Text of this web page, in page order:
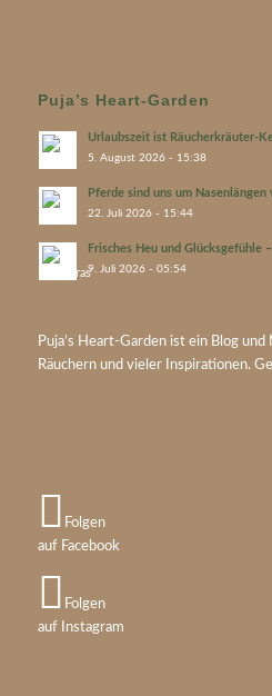
Puja’s Heart-Garden
Urlaubszeit ist Räucherkräuter-
5. August 2026 - 15:38
Pferde sind uns um Nasenlängen
22. Juli 2026 - 15:44
Frisches Heu und Glücksgefühle
9. Juli 2026 - 05:54
Puja’s Heart-Gardenist ein Blog und
Räuchern und vieler Inspirationen.
Folgen
auf Facebook
Folgen
auf Instagram